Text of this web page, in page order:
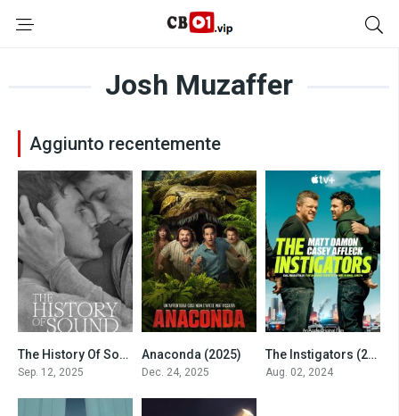
Josh Muzaffer
Aggiunto recentemente
6.9The History Of Sound – Sulle note di un amore (2025)
Sep. 12, 2025
5.9
Anaconda (2025)
Dec. 24, 2025
6.3The Instigators (2024)
Aug. 02, 2024